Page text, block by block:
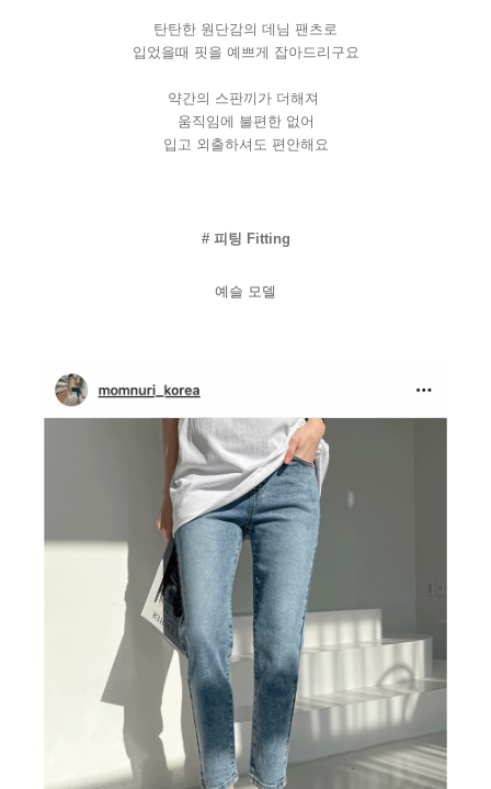
탄탄한 원단감의 데님 팬츠로
입었을때 핏을 예쁘게 잡아드리구요
약간의 스판끼가 더해져
움직임에 불편한 없어
입고 외출하셔도 편안해요
# 피팅 Fitting
예슬 모델